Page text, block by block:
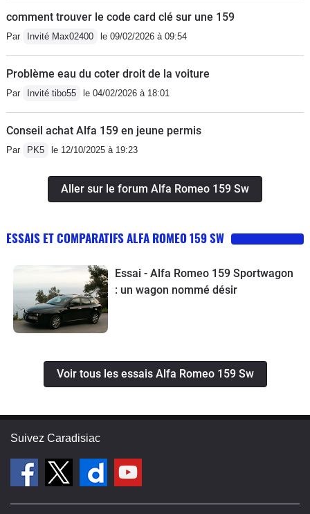
comment trouver le code card clé sur une 159
Par Invité Max02400 le 09/02/2026 à 09:54
Problème eau du coter droit de la voiture
Par Invité tibo55 le 04/02/2026 à 18:01
Conseil achat Alfa 159 en jeune permis
Par PK5 le 12/10/2025 à 19:23
Aller sur le forum Alfa Romeo 159 Sw
ESSAIS ET COMPARATIFS ALFA ROMEO 159 SW
Essai - Alfa Romeo 159 Sportwagon
: un wagon nommé désir
Voir tous les essais Alfa Romeo 159 Sw
Suivez Caradisiac